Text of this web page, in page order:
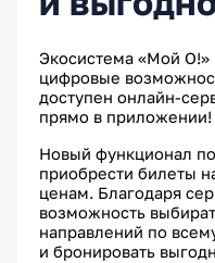
Экосистема «Мой О!»
цифровые
доступен онлайн-
прямо в приложении!
Новый функционал
приобрести билеты
ценам. Благодаря
возможность
направлений по
и бронировать